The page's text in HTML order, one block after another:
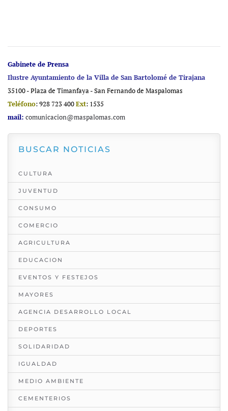
Gabinete de Prensa
Ilustre Ayuntamiento de la Villa de San Bartolomé de Tirajana
35100 - Plaza de Timanfaya - San Fernando de Maspalomas
Teléfono: 928 723 400Ext: 1535
mail: comunicacion@maspalomas.com
BUSCAR NOTICIAS
CULTURA
JUVENTUD
CONSUMO
COMERCIO
AGRICULTURA
EDUCACION
EVENTOS Y FESTEJOS
MAYORES
AGENCIA DESARROLLO LOCAL
DEPORTES
SOLIDARIDAD
IGUALDAD
MEDIO AMBIENTE
CEMENTERIOS